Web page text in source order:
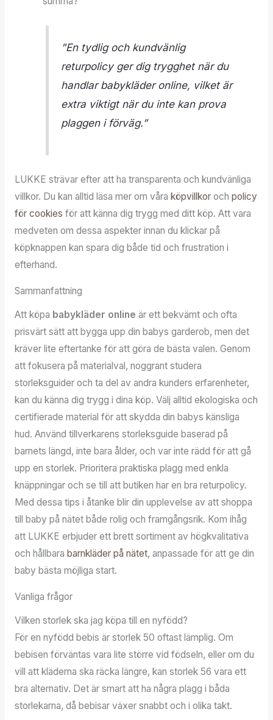
”En tydlig och kundvänlig
returpolicy ger dig trygghet när du
handlar babykläder online, vilket är
extra viktigt när du inte kan prova
plaggen i förväg.”
LUKKE strävar efter att ha transparenta och kundvänliga
villkor. Du kan alltid läsa mer om våra köpvillkoroch policy
för cookies för att känna dig trygg med ditt köp. Att vara
medveten om dessa aspekter innan du klickar på
köpknappen kan spara dig både tid och frustration i
efterhand.
Sammanfattning
Att köpa babykläder online är ett bekvämt och ofta
prisvärt sätt att bygga upp din babys garderob, men det
kräver lite eftertanke för att göra de bästa valen. Genom
att fokusera på materialval, noggrant studera
storleksguider och ta del av andra kunders erfarenheter,
kan du känna dig trygg i dina köp. Välj alltid ekologiska och
certifierade material för att skydda din babys känsliga
hud. Använd tillverkarens storleksguide baserad på
barnets längd, inte bara ålder, och var inte rädd för att gå
upp en storlek. Prioritera praktiska plagg med enkla
knäppningar och se till att butiken har en bra returpolicy.
Med dessa tips i åtanke blir din upplevelse av att shoppa
till baby på nätet både rolig och framgångsrik. Kom ihåg
att LUKKE erbjuder ett brett sortiment av högkvalitativa
och hållbara barnkläder på nätet, anpassade för att ge din
baby bästa möjliga start.
Vanliga frågor
Vilken storlek ska jag köpa till en nyfödd?
För en nyfödd bebis är storlek 50 oftast lämplig. Om
bebisen förväntas vara lite större vid födseln, eller om du
vill att kläderna ska räcka längre, kan storlek 56 vara ett
bra alternativ. Det är smart att ha några plagg i båda
storlekarna, då bebisar växer snabbt och i olika takt.